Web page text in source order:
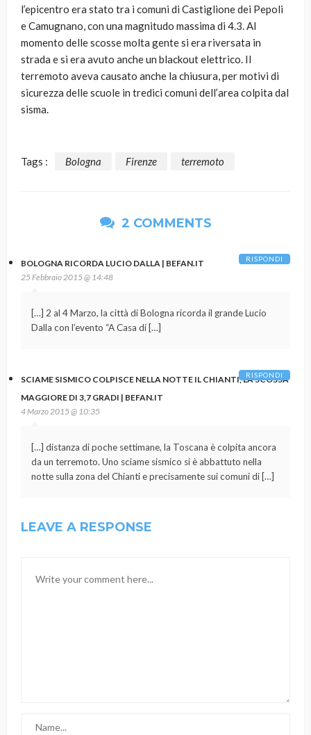
l’epicentro era stato tra i comuni di Castiglione dei Pepoli
e Camugnano, con una magnitudo massima di 4.3. Al
momento delle scosse molta gente si era riversata in
strada e si era avuto anche un blackout elettrico. Il
terremoto aveva causato anche la chiusura, per motivi di
sicurezza delle scuole in tredici comuni dell’area colpita dal
sisma.
Tags : Bologna Firenze terremoto
2 COMMENTS
BOLOGNA RICORDA LUCIO DALLA | BEFAN.IT
25 Febbraio 2015 @ 14:48
[…] 2 al 4 Marzo, la città di Bologna ricorda il grande Lucio
Dalla con l’evento “A Casa di […]
RISPONDI
SCIAME SISMICO COLPISCE NELLA NOTTE IL CHIANTI, LA SCOSSA
MAGGIORE DI 3,7 GRADI | BEFAN.IT
4 Marzo 2015 @ 10:35
[…] distanza di poche settimane, la Toscana è colpita ancora
da un terremoto. Uno sciame sismico si è abbattuto nella
notte sulla zona del Chianti e precisamente sui comuni di […]
RISPONDI
LEAVE A RESPONSE